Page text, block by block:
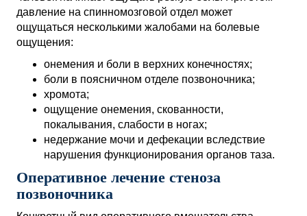
давление на спинномозговой отдел может
ощущаться несколькими жалобами на болевые
ощущения:
онемения и боли в верхних конечностях;
боли в поясничном отделе позвоночника;
хромота;
ощущение онемения, скованности,
покалывания, слабости в ногах;
недержание мочи и дефекации вследствие
нарушения функционирования органов таза.
Оперативное лечение стеноза
позвоночника